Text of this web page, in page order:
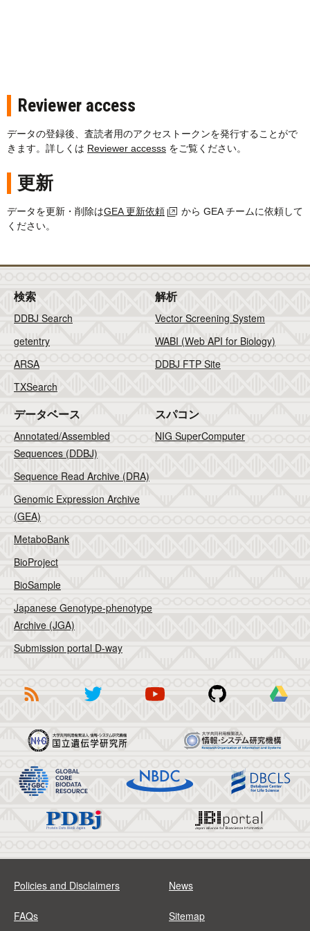
Reviewer access
データの登録後、査読者用のアクセストークンを発行することがで
きます。詳しくは Reviewer accesss をご覧ください。
更新
データを更新・削除はGEA 更新依頼
から GEA チームに依頼して
ください。
検索
DDBJ Search
getentry
ARSA
TXSearch
解析
Vector Screening System
WABI (Web API for Biology)
DDBJ FTP Site
データベース
Annotated/Assembled
Sequences (DDBJ)
Sequence Read Archive (DRA)
Genomic Expression Archive
(GEA)
MetaboBank
BioProject
BioSample
Japanese Genotype-phenotype
Archive (JGA)
Submission portal D-way
スパコン
NIG SuperComputer
Policies and Disclaimers News
FAQs Sitemap